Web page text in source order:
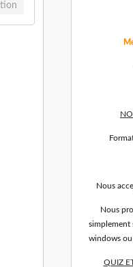
Nous
Nous
simplement
windows
QUIZ